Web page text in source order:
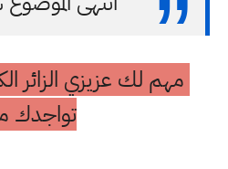
مهم لك عزيزي الزائر
تواجدك